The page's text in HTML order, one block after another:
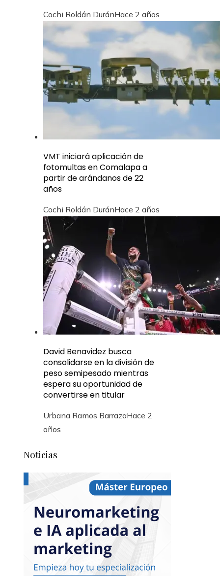
Cochi Roldán DuránHace 2 años
VMT iniciará aplicación de
fotomultas en Comalapa a
partir de arándanos de 22
años
Cochi Roldán DuránHace 2 años
David Benavidez busca
consolidarse en la división de
peso semipesado mientras
espera su oportunidad de
convertirse en titular
Urbana Ramos BarrazaHace 2
años
Noticias